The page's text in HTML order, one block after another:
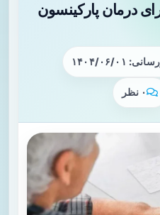
درمان پارکینسون
۱۴۰۴/۰۶/۰۱
۰ نظر